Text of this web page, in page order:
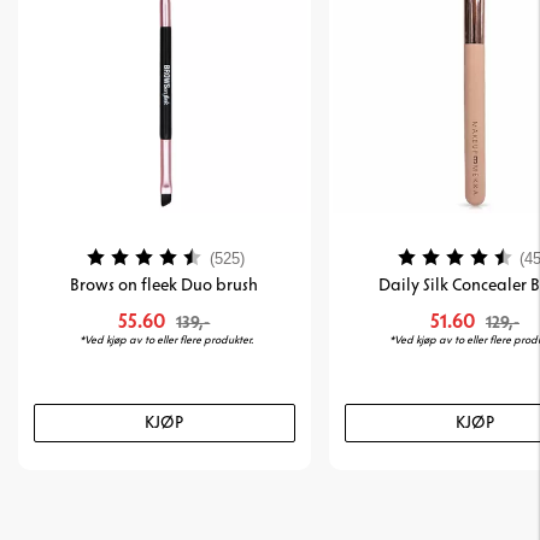
Brows on fleek Duo brush
55.60 139,-
*Ved kjøp av to eller flere produkter.
KJØP
Karakter: (525)4.3 av 5 mulige
Daily Silk Concealer
51.60 129,-
*Ved kjøp av to eller flere
KJØP
Karakter: